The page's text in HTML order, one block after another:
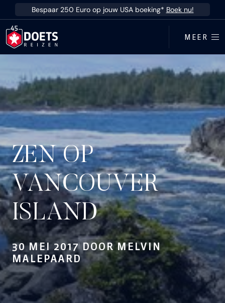
Ga direct naar inhoud
Bespaar 250 Euro op jouw USA boeking* Boek nu!
MEER
ZEN OP
VANCOUVER
ISLAND
30 MEI 2017 DOOR MELVIN
MALEPAARD